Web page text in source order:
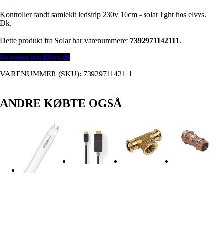
Kontroller fandt samlekit ledstrip 230v 10cm - solar light hos elvvs.
Dk.
Dette produkt fra Solar har varenummeret 7392971142111.
Se prisen hos Elvvs.dk
VARENUMMER (SKU): 7392971142111
ANDRE KØBTE OGSÅ